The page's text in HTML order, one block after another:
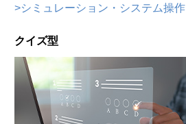
>シミュレーション・システム操作
クイズ型